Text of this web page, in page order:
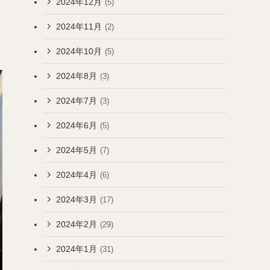
(5)
2024年11月 (2)
2024年10月 (5)
2024年8月 (3)
2024年7月 (3)
2024年6月 (5)
2024年5月 (7)
2024年4月 (6)
2024年3月 (17)
2024年2月 (29)
2024年1月 (31)